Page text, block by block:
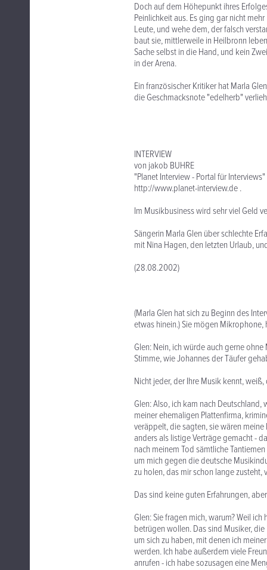
Doch auf dem Höhepunkt ihres
Peinlichkeit aus. Es ging gar nicht
Leute, und wehe dem, der falsch
baut sie, mittlerweile in Heilbronn
Sache selbst in die Hand, und kein
in der Arena.
Ein französischer Kritiker hat Marla
die Geschmacksnote "edelherb"
INTERVIEW
von jakob BUHRE
"Planet Interview - Portal für Interviews"
http://www.planet-interview.de .
Im Musikbusiness wird sehr viel Geld
Sängerin Marla Glen über schlechte
mit Nina Hagen, den letzten Urlaub,
(28.08.2002)
(Marla Glen hat sich zu Beginn des
etwas hinein.) Sie mögen Mikrophone,
Glen: Nein, ich würde auch gerne
Stimme, wie Johannes der Täufer
Nicht jeder, der Ihre Musik kennt,
Glen: Also, ich kam nach
meiner ehemaligen Plattenfirma,
veräppelt, die sagten, sie wären
anders als listige Verträge gemacht -
nach meinem Tod sämtliche
um mich gegen die deutsche
zu holen, das mir schon lange
Das sind keine guten Erfahrungen,
Glen: Sie fragen mich, warum? Weil
betrügen wollen. Das sind Musiker,
um sich zu haben, mit denen ich
werden. Ich habe außerdem viele
anrufen - ich habe sozusagen eine